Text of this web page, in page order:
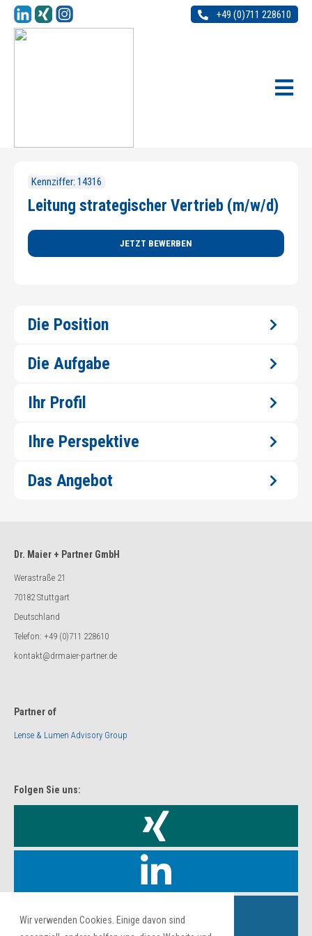
Wir verwenden Cookies. Einige davon sind
+49 (0)711 228610
Kennziffer: 14316
Leitung strategischer Vertrieb (m/w/d)
JETZT BEWERBEN
Die Position
Die Aufgabe
Ihr Profil
Ihre Perspektive
Das Angebot
Dr. Maier + Partner GmbH
Werastraße 21
70182 Stuttgart
Deutschland
Telefon: +49 (0)711 228610
kontakt@drmaier-partner.de
Partner of
Lense & Lumen Advisory Group
Folgen Sie uns: